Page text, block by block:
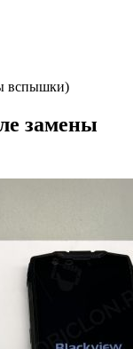
вспышки)
замены